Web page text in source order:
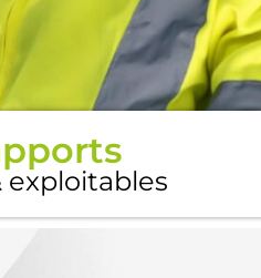
exploitables